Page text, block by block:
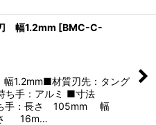
幅1.2mm [BMC-C-
1.2mm■材質刃先：タング
持ち手：アルミ ■寸法
手：長さ 105mm 幅
16m…